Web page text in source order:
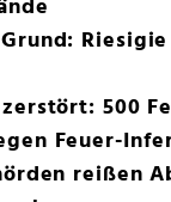
500
Feuer-
reißen